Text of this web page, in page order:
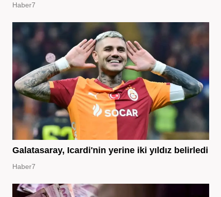
Haber7
Galatasaray, Icardi'nin yerine iki yıldız belirledi
Haber7